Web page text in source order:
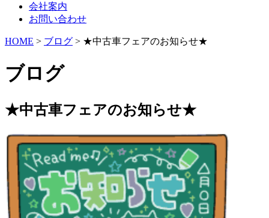
会社案内
お問い合わせ
HOME > ブログ > ★中古車フェアのお知らせ★
ブログ
★中古車フェアのお知らせ★